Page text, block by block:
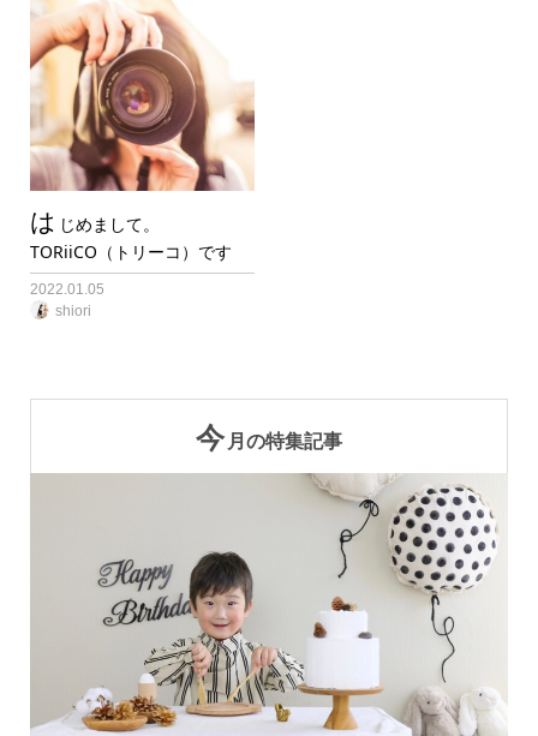
は じめまして。
TORiiCO（トリーコ）です
2022.01.05
shiori
今月の特集記事